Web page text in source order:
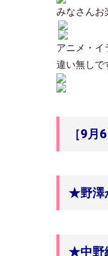
みなさんお
アニメ・イ
違い無しで
［9月
★野澤
★中野